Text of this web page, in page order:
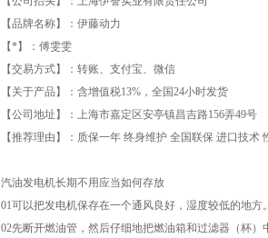
【品牌名称】：伊藤动力
【*】：傅雯雯
【交易方式】：转账、支付宝、微信
【关于产品】：含增值税13%，全国24小时发货
【公司地址】：上海市嘉定区安亭镇昌吉路156弄49号
【推荐理由】：质保一年 终身维护 全国联保 进口技术
汽油发电机长期不用应当如何存放
01可以把发电机保存在一个通风良好，湿度较低的地方。
02先断开燃油管，然后仔细地把燃油箱和过滤器（杯